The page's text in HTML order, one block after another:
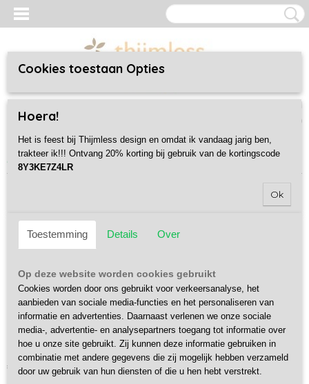
(0)
Home>Jungle Fever>Kussens>Leaves vierkant
Leaves vierkant
€ 39,95 (inclusief btw 21%)
Cookies toestaan Opties
Hoera!
Het is feest bij Thijmless design en omdat ik vandaag jarig ben,
trakteer ik!!! Ontvang 20% korting bij gebruik van de kortingscode
8Y3KE7Z4LR
Ok
Toestemming Details Over
Op deze website worden cookies gebruikt
Cookies worden door ons gebruikt voor verkeersanalyse, het
aanbieden van sociale media-functies en het personaliseren van
informatie en advertenties. Daarnaast verlenen we onze sociale
media-, advertentie- en analysepartners toegang tot informatie over
hoe u onze site gebruikt. Zij kunnen deze informatie gebruiken in
combinatie met andere gegevens die zij mogelijk hebben verzameld
door uw gebruik van hun diensten of die u hen hebt verstrekt.